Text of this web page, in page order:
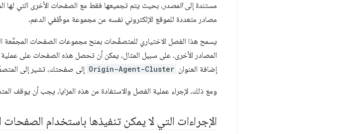
مستندة إلىالمصدر ، بحيث يتم تجميعها فقط مع الصفحات الأخرى التي
مصادر متعددة للموقع الإلكتروني نفسه من مجموعة موظّفي الدعم.
يسمح هذا الفصل الاختياري للمتصفّحات بمنح مجموعات الصفحات
المصادر الأخرى. على سبيل المثال، يمكن أن تحصل هذه الصفحات على
إضافة العنوان Origin-Agent-Cluster إلى صفحتك، تشير إلى
ومع ذلك، لإجراء عملية الفصل والاستفادة من هذه المزايا، يجب أن يوقف
الإجراءات التي لا يمكن تنفيذها باستخدام